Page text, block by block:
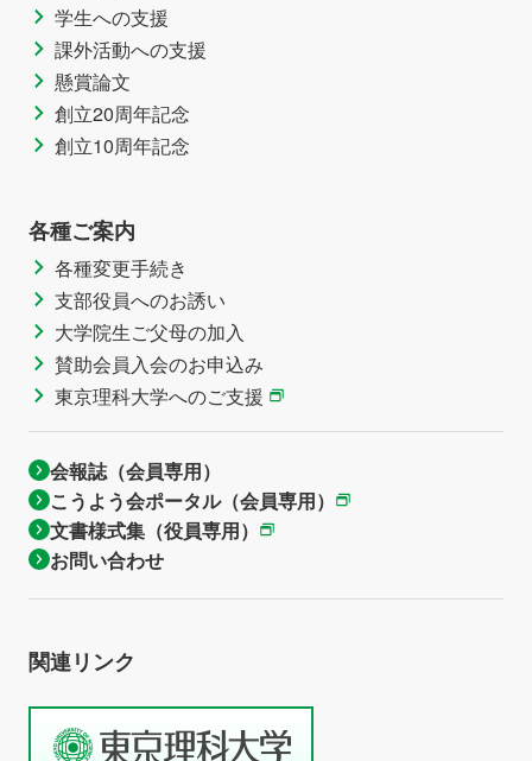
学生への支援
課外活動への支援
懸賞論文
創立20周年記念
創立10周年記念
各種ご案内
各種変更手続き
支部役員へのお誘い
大学院生ご父母の加入
賛助会員入会のお申込み
東京理科大学へのご支援
会報誌（会員専用）
こうよう会ポータル（会員専用）
文書様式集（役員専用）
お問い合わせ
関連リンク